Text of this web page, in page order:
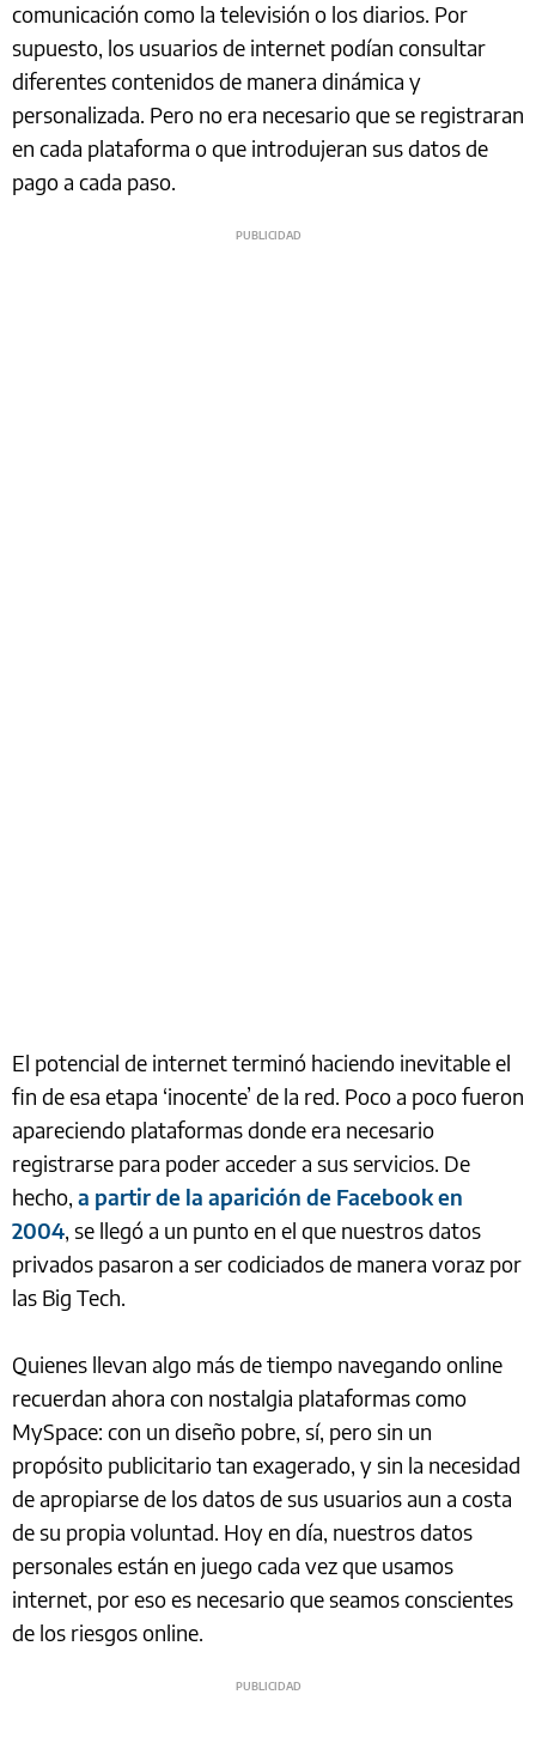
comunicación como la televisión o los diarios. Por
supuesto, los usuarios de internet podían consultar
diferentes contenidos de manera dinámica y
personalizada. Pero no era necesario que se registraran
en cada plataforma o que introdujeran sus datos de
pago a cada paso.
El potencial de internet terminó haciendo inevitable el
fin de esa etapa ‘inocente’ de la red. Poco a poco fueron
apareciendo plataformas donde era necesario
registrarse para poder acceder a sus servicios. De
hecho, a partir de la aparición de Facebook en
2004, se llegó a un punto en el que nuestros datos
privados pasaron a ser codiciados de manera voraz por
las Big Tech.
Quienes llevan algo más de tiempo navegando online
recuerdan ahora con nostalgia plataformas como
MySpace: con un diseño pobre, sí, pero sin un
propósito publicitario tan exagerado, y sin la necesidad
de apropiarse de los datos de sus usuarios aun a costa
de su propia voluntad. Hoy en día, nuestros datos
personales están en juego cada vez que usamos
internet, por eso es necesario que seamos conscientes
de los riesgos online.